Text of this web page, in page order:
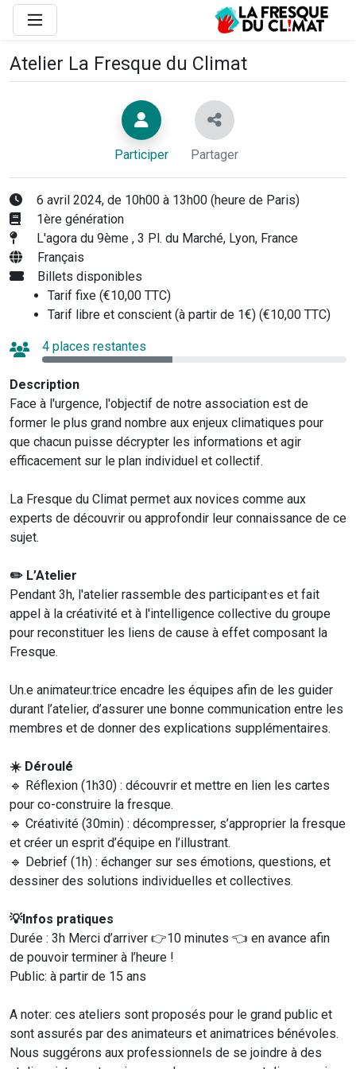
Atelier La Fresque du Climat
Participer Partager
6 avril 2024, de 10h00 à 13h00 (heure de Paris)
1ère génération
L'agora du 9ème , 3 Pl. du Marché, Lyon, France
Français
Billets disponibles
Tarif fixe (€10,00 TTC)
Tarif libre et conscient (à partir de 1€) (€10,00 TTC)
4 places restantes
Description
Face à l'urgence, l'objectif de notre association est de
former le plus grand nombre aux enjeux climatiques pour
que chacun puisse décrypter les informations et agir
efficacement sur le plan individuel et collectif.
La Fresque du Climat permet aux novices comme aux
experts de découvrir ou approfondir leur connaissance de ce
sujet.
✏️ L’Atelier
Pendant 3h, l'atelier rassemble des participant·es et fait
appel à la créativité et à l'intelligence collective du groupe
pour reconstituer les liens de cause à effet composant la
Fresque.
Un.e animateur.trice encadre les équipes afin de les guider
durant l’atelier, d’assurer une bonne communication entre les
membres et de donner des explications supplémentaires.
☀️ Déroulé
🔹 Réflexion (1h30) : découvrir et mettre en lien les cartes
pour co-construire la fresque.
🔹 Créativité (30min) : décompresser, s’approprier la fresque
et créer un esprit d’équipe en l’illustrant.
🔹 Debrief (1h) : échanger sur ses émotions, questions, et
dessiner des solutions individuelles et collectives.
💡Infos pratiques
Durée : 3h Merci d’arriver 👉10 minutes 👈 en avance afin
de pouvoir terminer à l’heure !
Public: à partir de 15 ans
A noter: ces ateliers sont proposés pour le grand public et
sont assurés par des animateurs et animatrices bénévoles.
Nous suggérons aux professionnels de se joindre à des